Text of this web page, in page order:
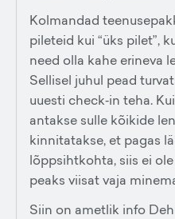
Kolmandad
pileteid kui “üks pilet”,
need olla kahe erineva
Sellisel juhul pead
uuesti check‑in teha.
antakse sulle kõikide
kinnitatakse, et pagas
lõppsihtkohta, siis ei
peaks viisat vaja
Siin on ametlik info